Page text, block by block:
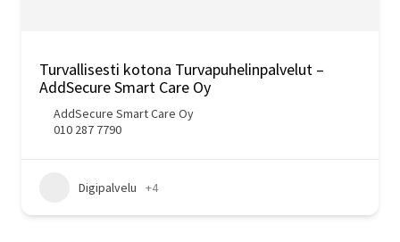
Turvallisesti kotona Turvapuhelinpalvelut –
AddSecure Smart Care Oy
AddSecure Smart Care Oy
010 287 7790
Digipalvelu +4